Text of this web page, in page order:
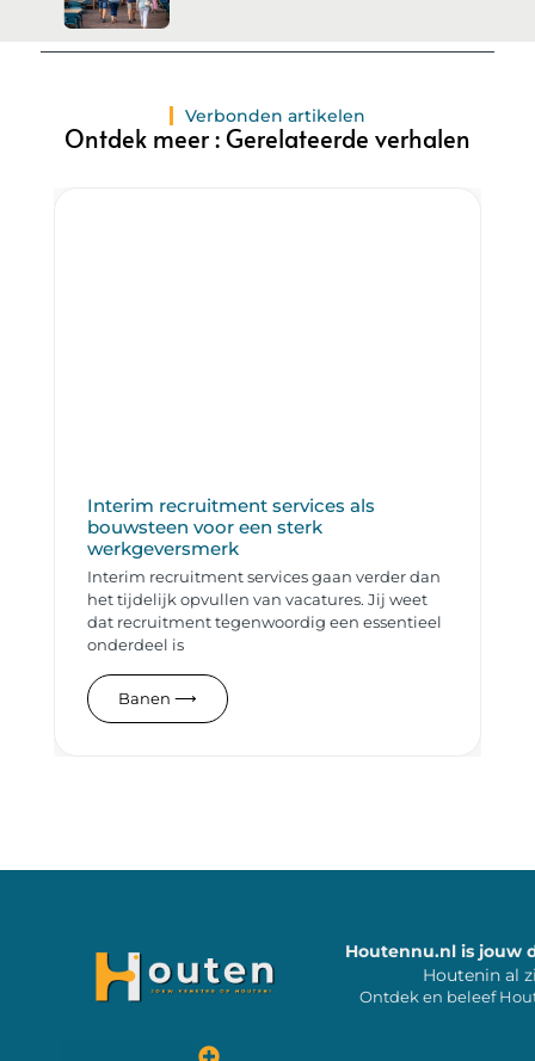
Verbonden artikelen
Ontdek meer : Gerelateerde verhalen
Interim recruitment services als
bouwsteen voor een sterk
werkgeversmerk
Interim recruitment services gaan verder dan
het tijdelijk opvullen van vacatures. Jij weet
dat recruitment tegenwoordig een essentieel
onderdeel is
Banen ⟶
Houtennu.nl is jouw
Houtenin al
Ontdek en beleef